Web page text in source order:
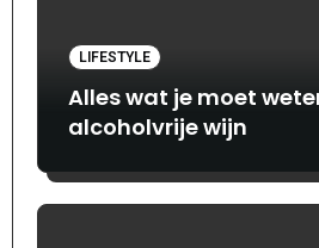
LIFESTYLE
Alles wat je moet
alcoholvrije wijn